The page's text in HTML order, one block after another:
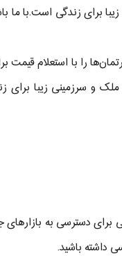
زندگی است.با ما
را با استعلام قیمت
ملک و سرزمینی زیبا
دسترسی به بازارهای
داشته باشید.